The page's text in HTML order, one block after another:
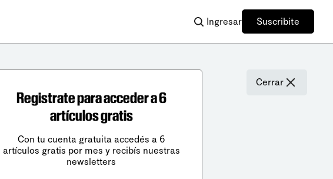
Ingresar Suscribite
Cerrar
Registrate para acceder a 6
artículos gratis
Con tu cuenta gratuita accedés a 6
artículos gratis por mes y recibís nuestras
newsletters